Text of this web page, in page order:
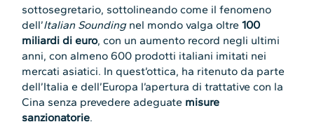
sottosegretario, sottolineando come il fenomeno
dell’Italian Sounding nel mondo valga oltre100
miliardi di euro, con un aumento record negli ultimi
anni, con almeno 600 prodotti italiani imitati nei
mercati asiatici. In quest’ottica, ha ritenuto da parte
dell’Italia e dell’Europa l’apertura di trattative con la
Cina senza prevedere adeguate misure
sanzionatorie.